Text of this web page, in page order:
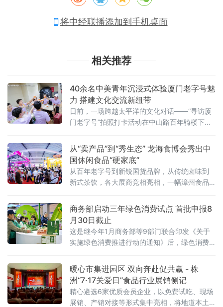
将中经联播添加到手机桌面
相关推荐
40余名中美青年沉浸式体验厦门老字号魅
力 搭建文化交流新纽带
日前，一场跨越太平洋的文化对话——“寻访厦
门老字号”拍照打卡活动在中山路百年骑楼下展
国“青年大使”鹭岛行系列活动之一，本次活动在
厦门市外办和厦门市商务局指导下，由外图
（厦门）文化传播有限公司和厦门老字号协会
共同承办。
从“卖产品”到“秀生态” 龙海食博会秀出中
国休闲食品“硬家底”
从百年老字号到新锐国货品牌，从传统卤味到
新式茶饮，各大展商竞相亮相，一幅漳州食品
经济新闻联播深入展会一线，记录这场食品盛
宴的精彩瞬间
商务部启动三年绿色消费试点 首批申报8
月30日截止
这是继今年1月商务部等9部门联合印发《关于
实施绿色消费推进行动的通知》后，绿色消费
顶层设计迈入地方实践阶段。试点聚焦七大任
务 探索“四类创新”通知明确，试点工作坚持问
题导向、目标导向、效果导向，聚焦绿色消费
重点领域和关
暖心市集进园区 双向奔赴促共赢 - 株
洲“7·17关爱日”食品行业展销侧记
精心遴选6家优质会员企业，以免费试吃、现场
展销、产销对接等形式集中亮相，将地道本土